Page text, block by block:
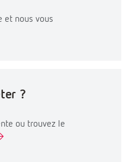
et nous vous
?
ou trouvez le